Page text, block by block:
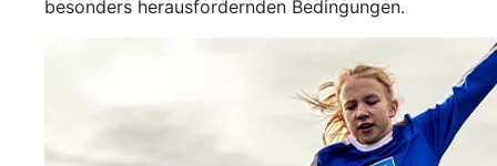
besonders herausfordernden Bedingungen.